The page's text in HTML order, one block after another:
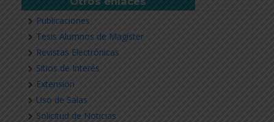
Publicaciones
Tesis Alumnos de Magíster
Revistas Electrónicas
Sitios de Interés
Extensión
Uso de Salas
Solicitud de Noticias